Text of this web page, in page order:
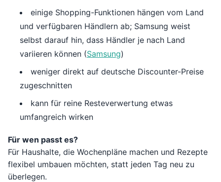
einige Shopping-Funktionen hängen vom Land
und verfügbaren Händlern ab; Samsung weist
selbst darauf hin, dass Händler je nach Land
variieren können (Samsung)
weniger direkt auf deutsche Discounter-Preise
zugeschnitten
kann für reine Resteverwertung etwas
umfangreich wirken
Für wen passt es?
Für Haushalte, die Wochenpläne machen und Rezepte
flexibel umbauen möchten, statt jeden Tag neu zu
überlegen.